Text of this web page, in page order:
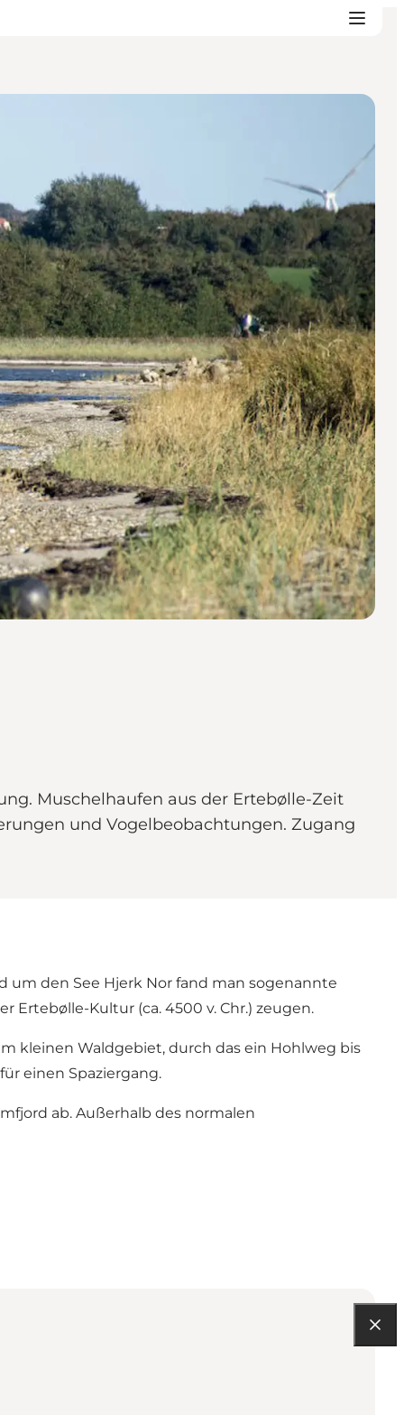
Muschelhaufen aus der Ertebølle-Zeit
und Vogelbeobachtungen. Zugang
um den See Hjerk Nor fand man sogenannte
Ertebølle-Kultur (ca. 4500 v. Chr.) zeugen.
kleinen Waldgebiet, durch das ein Hohlweg bis
einen Spaziergang.
ab. Außerhalb des normalen